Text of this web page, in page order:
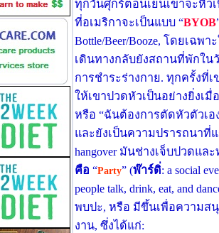
ทุกวันศุกร์ตอนเย็นเขาจะหิ้ว
ที่อเมริกาจะเป็นแบบ “BYOB
Bottle/Beer/Booze, โดยเฉ
เดินทางกลับยังสถานที่พักใ
การชําระร่างกาย. ทุกครั้งที่
ให้เขาปวดหัวเป็นอย่างยิ่งเมื่
หรือ “ฉันต้องการตัดหัวตัวเอ
และยังเป็นความปรารถนาที่
hangover มันช่างเจ็บปวดแ
คือ “Party” (พ๊าร์ดิ่: a social
people talk, drink, eat, and
พบปะ, หรือ มีขึ้นเพื่อความส
งาน, ซึ่งได้แก่: